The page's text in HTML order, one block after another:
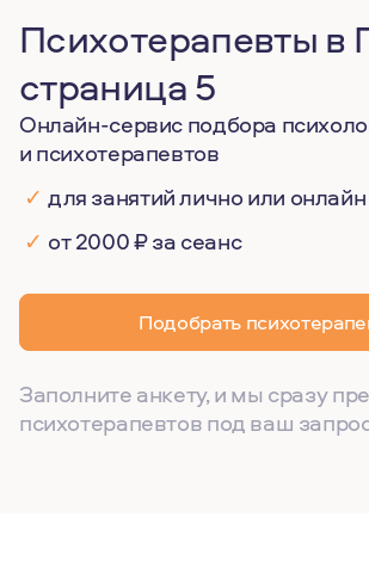
Психотерапевты в
страница 5
Онлайн-сервис подбора
и психотерапевтов
✓ для занятий лично или онлайн
✓ от 2000 ₽ за сеанс
Подобрать
Заполните анкету, и мы сразу
психотерапевтов под ваш